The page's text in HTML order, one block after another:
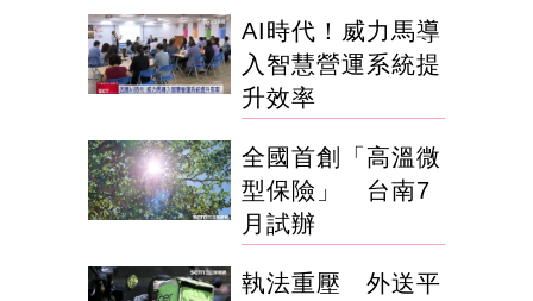
AI時代！威力馬導
入智慧營運系統提
升效率
全國首創「高溫微
型保險」 台南7
月試辦
執法重壓 外送平